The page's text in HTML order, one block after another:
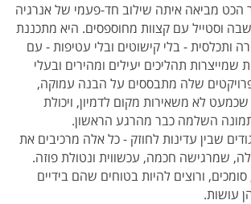
מביאה איתה שילוב חד-פעמי של אנרגיה
וסטייל עם קצוות מחוספסים. היא מתכננת
ותכלסית - בלי קישוטים ובלי עטיפות - עם
שמייצרות תהליכים יעילים ומהירים ובעלי
שלה מתבססים על הבנה עמוקה,
שכמעט לא משאירות מקום לדמיון, ויכולת
השלמה כבר מהרגע הראשון.
שבין עדינות לחוזק - כל אלה מרכיבים את
שמרגישה חכמה, עכשווית ונטולת פוזה.
ורוצים להיות בטוחים שהם בידיים
עושות.